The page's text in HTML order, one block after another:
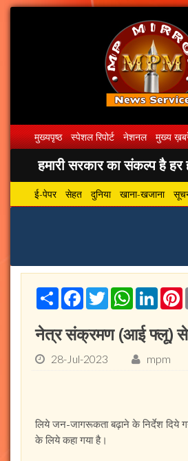
मुख्यपृष्ठ स्पेशल रिपोर्ट नेशनल मुख्य
हमारी सरकार का संकल्प है हर
ई-पेपर सेहत दुनिया खाना-खजाना
ShareFacebook
TwitterWhatsApp
नेत्र संक्रमण (आई फ्लू) से
28-Jul-2023 mpm
लिये जन-जागरूकता बढ़ाने के निर्देश दिये
के लिये कहा गया है।